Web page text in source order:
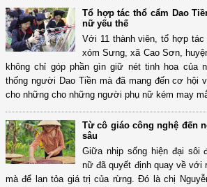
Tổ hợp tác thổ cẩm Dao
nữ yếu thế
Với 11 thành viên, tổ hợp tác
xóm Sưng, xã Cao Sơn,
không chỉ góp phần gìn giữ nét tinh hoa của
thống người Dao Tiền mà đã mang đến cơ hội
cho những cho những người phụ nữ kém may
Từ cô giáo công nghệ đến
sâu
Giữa nhịp sống hiện đại sôi
nữ đã quyết định quay về với
mà để lan tỏa giá trị của rừng. Đó là chị